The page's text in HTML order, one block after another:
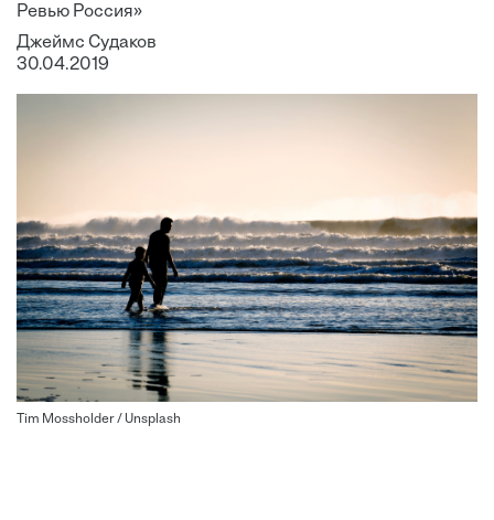
Ревью Россия»
Джеймс Судаков
30.04.2019
Tim Mossholder / Unsplash